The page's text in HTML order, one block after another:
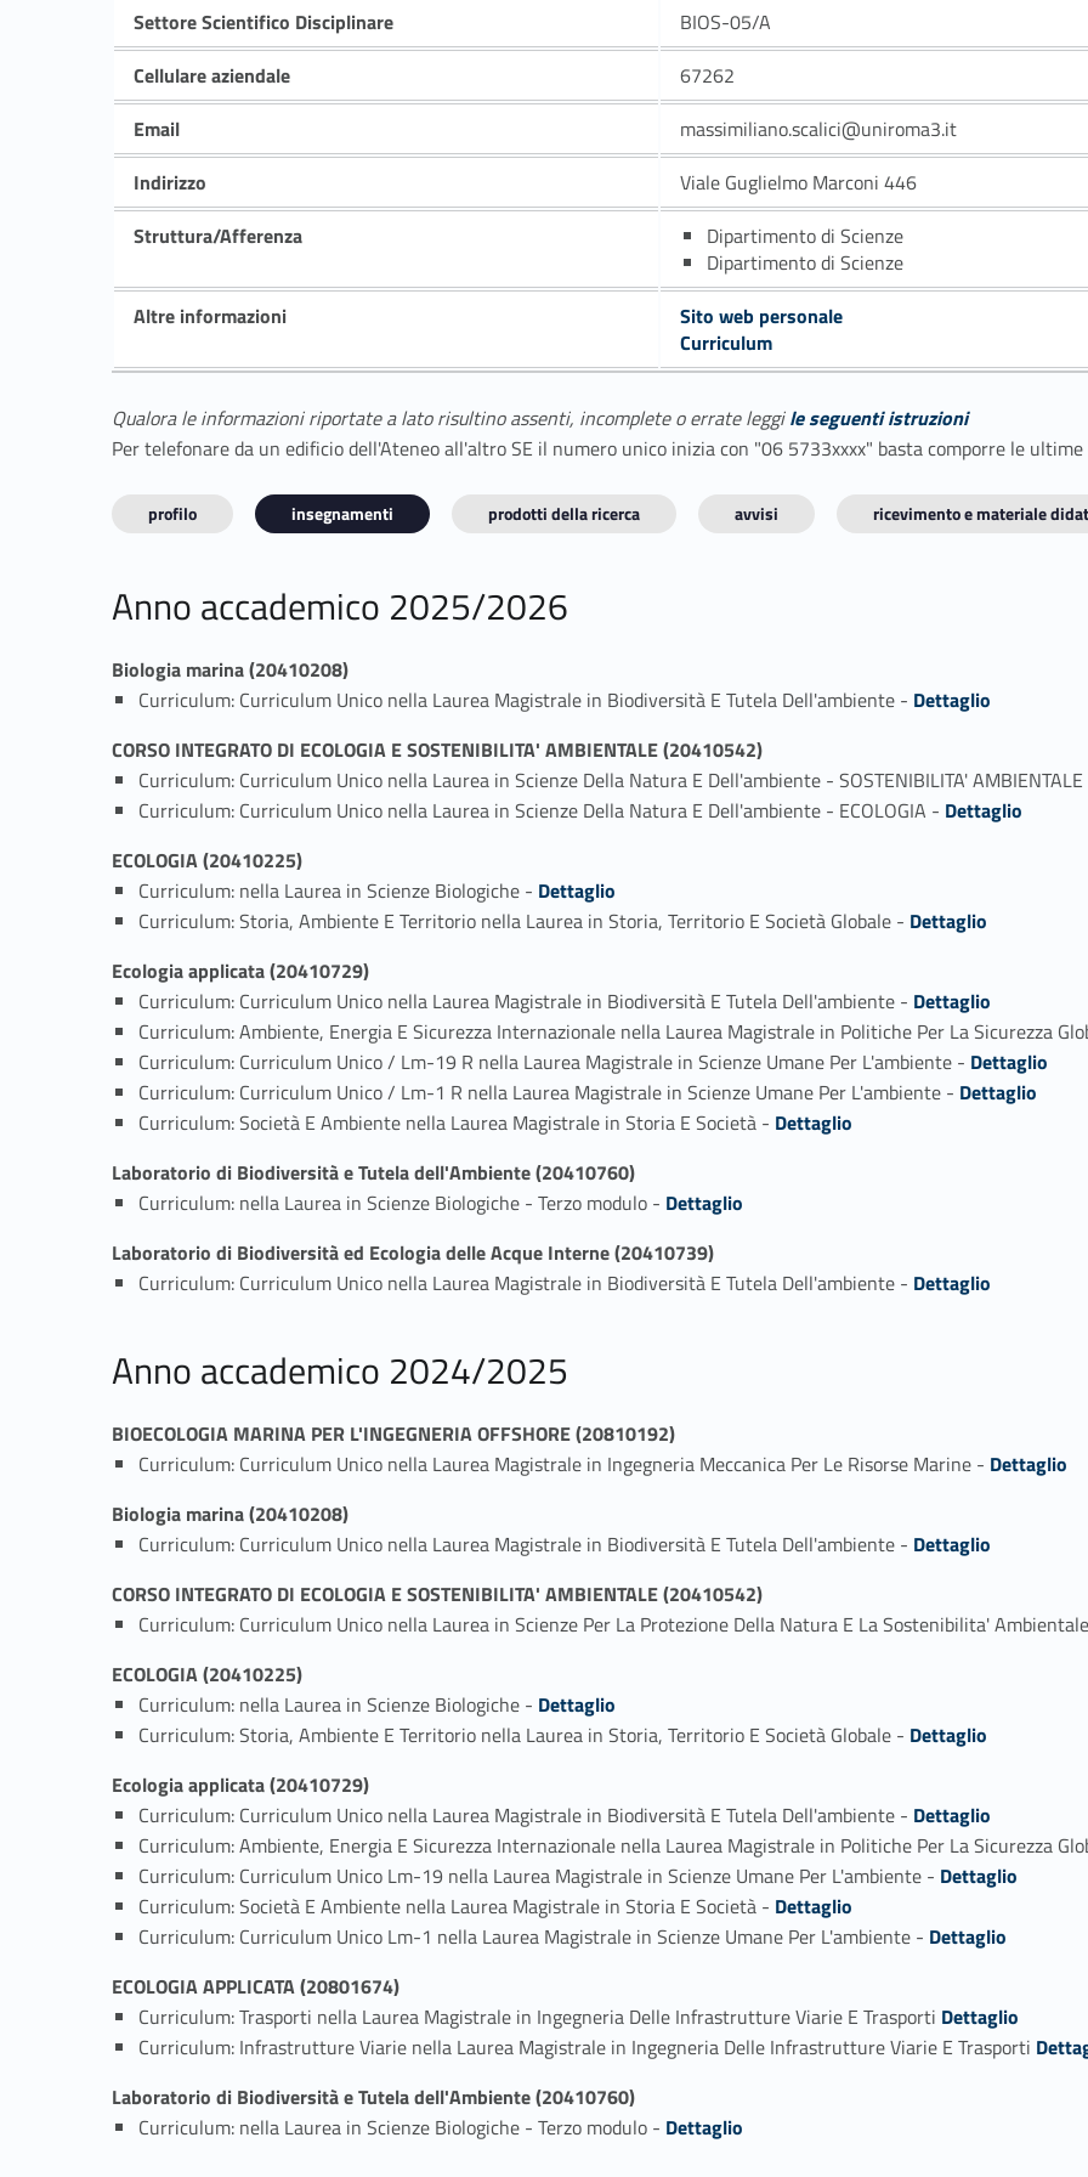
Settore Scientifico Disciplinare
BIOS-05/A
Cellulare aziendale
67262
Email
massimiliano.scalici@uniroma3.it
Indirizzo
Viale Guglielmo Marconi 446
Struttura/Afferenza
Dipartimento di Scienze
Dipartimento di Scienze
Altre informazioni
Sito web personale
Curriculum
Qualora le informazioni riportate a lato risultino assenti, incomplete o errate leggile seguenti istruzioni
Per telefonare da un edificio dell'Ateneo all'altro SE il numero unico inizia con "06 5733xxxx" basta comporre le
profilo insegnamenti prodotti della ricerca avvisi ricevimento e materiale
Anno accademico 2025/2026
Biologia marina (20410208)
Curriculum: Curriculum Unico nella Laurea Magistrale in Biodiversità E Tutela Dell'ambiente - Link identifier #identifier_person_99273-1
Dettaglio
CORSO INTEGRATO DI ECOLOGIA E SOSTENIBILITA' AMBIENTALE (20410542)
Curriculum: Curriculum Unico nella Laurea in Scienze Della Natura E Dell'ambiente - SOSTENIBILITA'
Curriculum: Curriculum Unico nella Laurea in Scienze Della Natura E Dell'ambiente - ECOLOGIA - Link identifier #identifier_person_77119-2
Dettaglio
ECOLOGIA (20410225)
Curriculum: nella Laurea in Scienze Biologiche - Link identifier #identifier_person_121547-1
Dettaglio
Curriculum: Storia, Ambiente E Territorio nella Laurea in Storia, Territorio E Società Globale - Link identifier #identifier_person_43039-2
Dettaglio
Ecologia applicata (20410729)
Curriculum: Curriculum Unico nella Laurea Magistrale in Biodiversità E Tutela Dell'ambiente - Link identifier #identifier_person_15354-1
Dettaglio
Curriculum: Ambiente, Energia E Sicurezza Internazionale nella Laurea Magistrale in Politiche Per La Sicurezza
Curriculum: Curriculum Unico / Lm-19 R nella Laurea Magistrale in Scienze Umane Per L'ambiente - Link identifier #identifier_person_29588-3
Dettaglio
Curriculum: Curriculum Unico / Lm-1 R nella Laurea Magistrale in Scienze Umane Per L'ambiente - Link identifier #identifier_person_72621-4
Dettaglio
Curriculum: Società E Ambiente nella Laurea Magistrale in Storia E Società - Link identifier #identifier_person_197605-5
Dettaglio
Laboratorio di Biodiversità e Tutela dell'Ambiente (20410760)
Curriculum: nella Laurea in Scienze Biologiche - Terzo modulo - Link identifier #identifier_person_17686-1
Dettaglio
Laboratorio di Biodiversità ed Ecologia delle Acque Interne (20410739)
Curriculum: Curriculum Unico nella Laurea Magistrale in Biodiversità E Tutela Dell'ambiente - Link identifier #identifier_person_187004-1
Dettaglio
Anno accademico 2024/2025
BIOECOLOGIA MARINA PER L'INGEGNERIA OFFSHORE (20810192)
Curriculum: Curriculum Unico nella Laurea Magistrale in Ingegneria Meccanica Per Le Risorse Marine - Link identifier #identifier_person_145346-1
Dettaglio
Biologia marina (20410208)
Curriculum: Curriculum Unico nella Laurea Magistrale in Biodiversità E Tutela Dell'ambiente - Link identifier #identifier_person_127210-1
Dettaglio
CORSO INTEGRATO DI ECOLOGIA E SOSTENIBILITA' AMBIENTALE (20410542)
Curriculum: Curriculum Unico nella Laurea in Scienze Per La Protezione Della Natura E La Sostenibilita' Ambientale
ECOLOGIA (20410225)
Curriculum: nella Laurea in Scienze Biologiche - Link identifier #identifier_person_118794-1
Dettaglio
Curriculum: Storia, Ambiente E Territorio nella Laurea in Storia, Territorio E Società Globale - Link identifier #identifier_person_189133-2
Dettaglio
Ecologia applicata (20410729)
Curriculum: Curriculum Unico nella Laurea Magistrale in Biodiversità E Tutela Dell'ambiente - Link identifier #identifier_person_26475-1
Dettaglio
Curriculum: Ambiente, Energia E Sicurezza Internazionale nella Laurea Magistrale in Politiche Per La Sicurezza
Curriculum: Curriculum Unico Lm-19 nella Laurea Magistrale in Scienze Umane Per L'ambiente - Link identifier #identifier_person_154251-3
Dettaglio
Curriculum: Società E Ambiente nella Laurea Magistrale in Storia E Società - Link identifier #identifier_person_115224-4
Dettaglio
Curriculum: Curriculum Unico Lm-1 nella Laurea Magistrale in Scienze Umane Per L'ambiente - Link identifier #identifier_person_73502-5
Dettaglio
ECOLOGIA APPLICATA (20801674)
Curriculum: Trasporti nella Laurea Magistrale in Ingegneria Delle Infrastrutture Viarie E Trasporti Link identifier #identifier_person_144960-1
Dettaglio
Curriculum: Infrastrutture Viarie nella Laurea Magistrale in Ingegneria Delle Infrastrutture Viarie E Trasporti Link identifier #identifier_person_146228-2
Laboratorio di Biodiversità e Tutela dell'Ambiente (20410760)
Curriculum: nella Laurea in Scienze Biologiche - Terzo modulo - Link identifier #identifier_person_38322-1
Dettaglio